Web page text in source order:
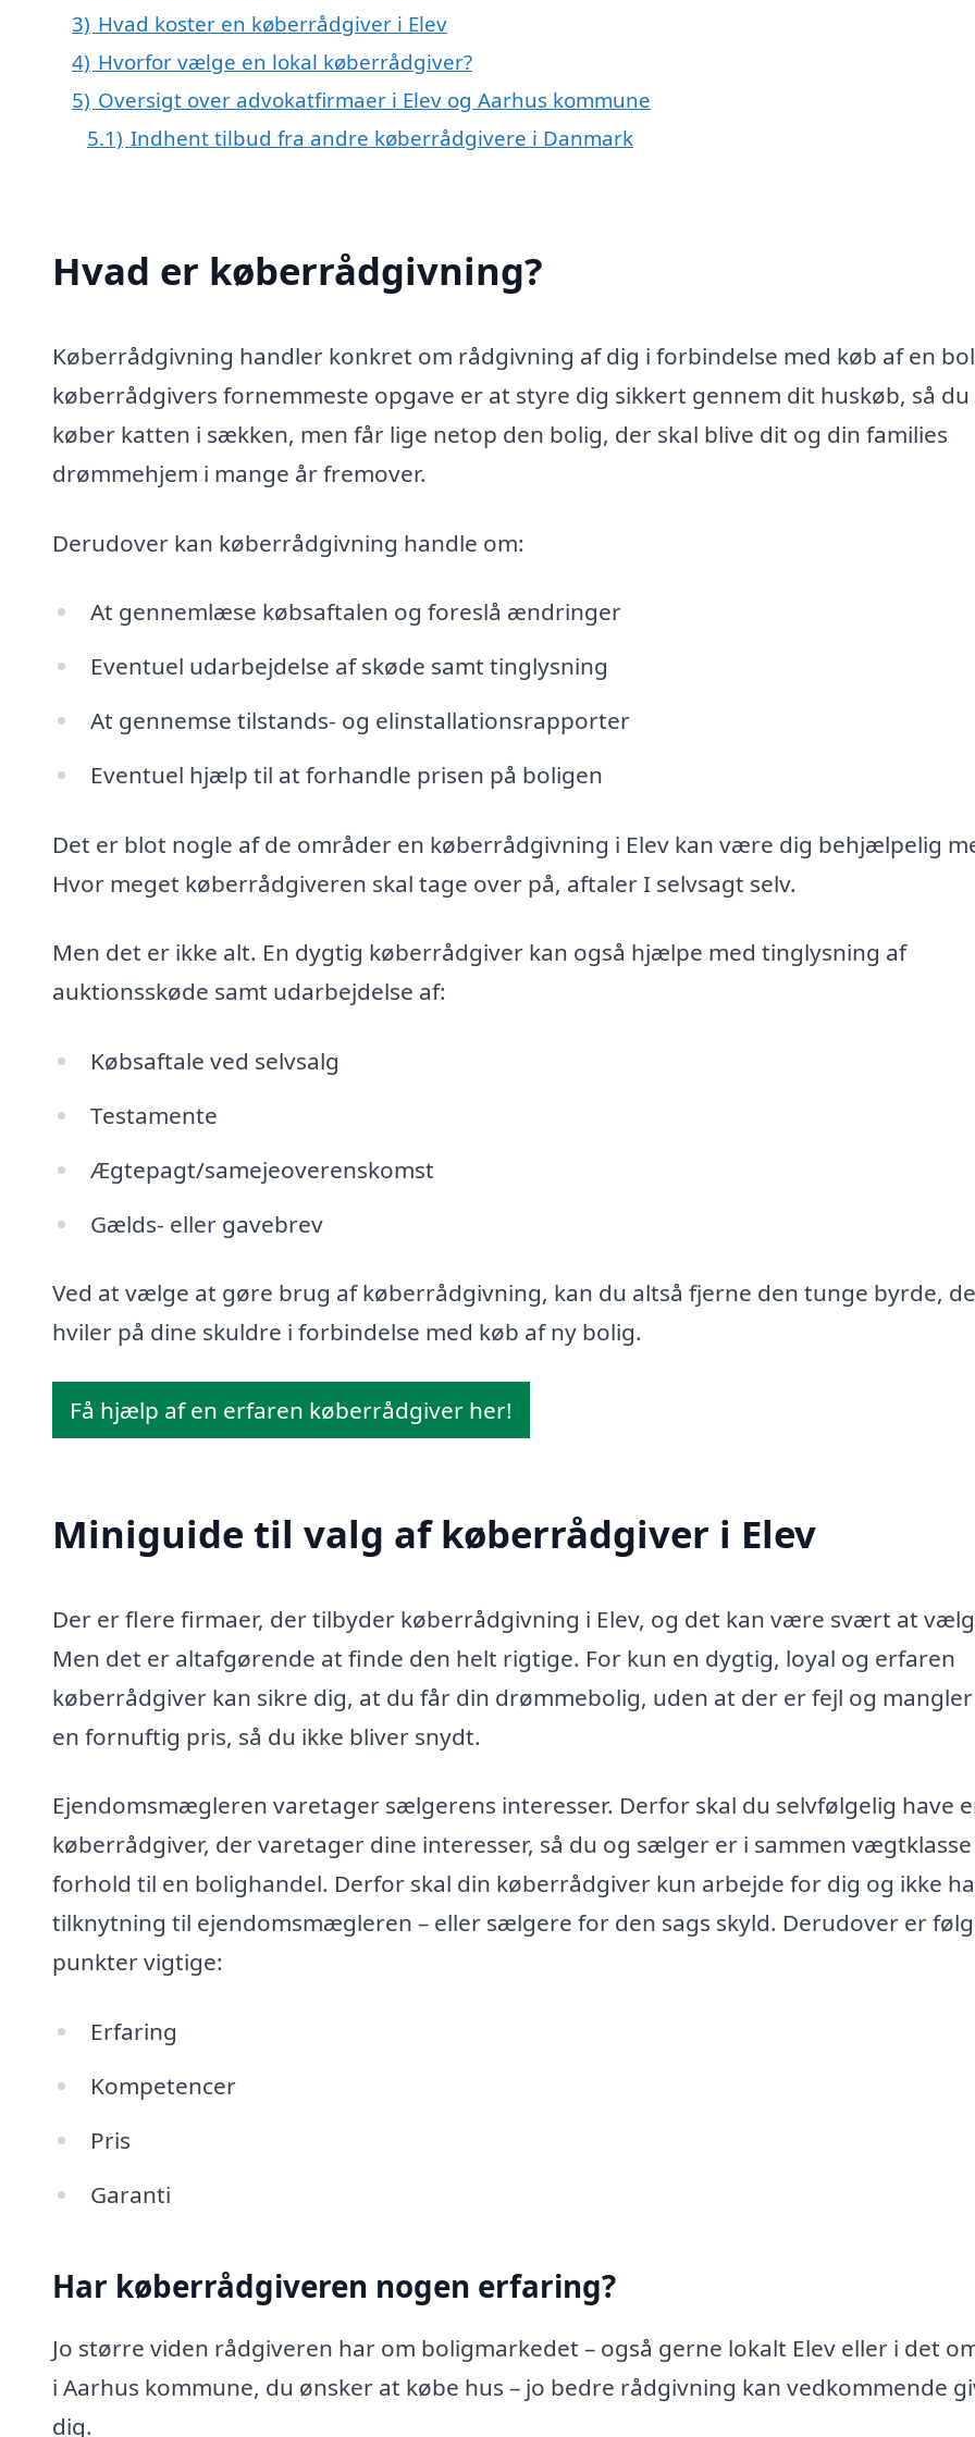
3) Hvad koster en køberrådgiver i Elev
4) Hvorfor vælge en lokal køberrådgiver?
5) Oversigt over advokatfirmaer i Elev og Aarhus kommune
5.1) Indhent tilbud fra andre køberrådgivere i Danmark
Hvad er køberrådgivning?
Køberrådgivning handler konkret om rådgivning af dig i forbindelse med køb af en
køberrådgivers fornemmeste opgave er at styre dig sikkert gennem dit huskøb, så du
køber katten i sækken, men får lige netop den bolig, der skal blive dit og din families
drømmehjem i mange år fremover.
Derudover kan køberrådgivning handle om:
At gennemlæse købsaftalen og foreslå ændringer
Eventuel udarbejdelse af skøde samt tinglysning
At gennemse tilstands- og elinstallationsrapporter
Eventuel hjælp til at forhandle prisen på boligen
Det er blot nogle af de områder en køberrådgivning i Elev kan være dig behjælpelig
Hvor meget køberrådgiveren skal tage over på, aftaler I selvsagt selv.
Men det er ikke alt. En dygtig køberrådgiver kan også hjælpe med tinglysning af
auktionsskøde samt udarbejdelse af:
Købsaftale ved selvsalg
Testamente
Ægtepagt/samejeoverenskomst
Gælds- eller gavebrev
Ved at vælge at gøre brug af køberrådgivning, kan du altså fjerne den tunge byrde,
hviler på dine skuldre i forbindelse med køb af ny bolig.
Få hjælp af en erfaren køberrådgiver her!
Miniguide til valg af køberrådgiver i Elev
Der er flere firmaer, der tilbyder køberrådgivning i Elev, og det kan være svært at
Men det er altafgørende at finde den helt rigtige. For kun en dygtig, loyal og erfaren
køberrådgiver kan sikre dig, at du får din drømmebolig, uden at der er fejl og
en fornuftig pris, så du ikke bliver snydt.
Ejendomsmægleren varetager sælgerens interesser. Derfor skal du selvfølgelig have
køberrådgiver, der varetager dine interesser, så du og sælger er i sammen
forhold til en bolighandel. Derfor skal din køberrådgiver kun arbejde for dig og ikke
tilknytning til ejendomsmægleren – eller sælgere for den sags skyld. Derudover er
punkter vigtige:
Erfaring
Kompetencer
Pris
Garanti
Har køberrådgiveren nogen erfaring?
Jo større viden rådgiveren har om boligmarkedet – også gerne lokalt Elev eller i det
i Aarhus kommune, du ønsker at købe hus – jo bedre rådgivning kan vedkommende
dig.